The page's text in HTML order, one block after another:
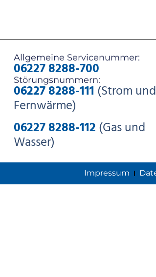
Allgemeine Servicenummer:
06227 8288-700
Störungsnummern:
06227 8288-111 (Strom und
Fernwärme)
06227 8288-112 (Gas und
Wasser)
Impressum